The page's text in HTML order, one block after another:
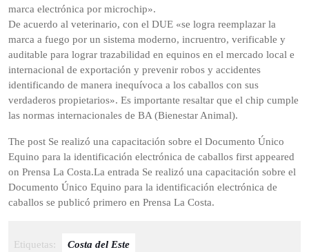
marca electrónica por microchip».
De acuerdo al veterinario, con el DUE «se logra reemplazar la
marca a fuego por un sistema moderno, incruentro, verificable y
auditable para lograr trazabilidad en equinos en el mercado local e
internacional de exportación y prevenir robos y accidentes
identificando de manera inequívoca a los caballos con sus
verdaderos propietarios». Es importante resaltar que el chip cumple
las normas internacionales de BA (Bienestar Animal).
The post Se realizó una capacitación sobre el Documento Único
Equino para la identificación electrónica de caballos first appeared
on Prensa La Costa.La entrada Se realizó una capacitación sobre el
Documento Único Equino para la identificación electrónica de
caballos se publicó primero en Prensa La Costa.
Etiquetas: Costa del Este